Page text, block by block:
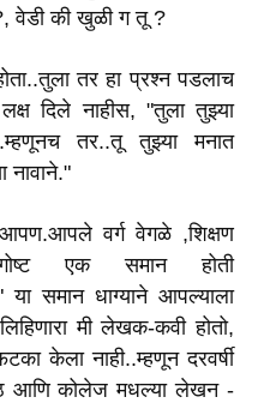
वेडी की खुळी ग तू ?
तर हा प्रश्न पडलाच
दिले नाहीस, "तुला तुझ्या
तर..तू तुझ्या मनात
नावाने."
वर्ग वेगळे ,शिक्षण
एक समान होती
समान धाग्याने आपल्याला
मी लेखक-कवी होतो,
केला नाही..म्हणून दरवर्षी
आणि कोलेज मधल्या लेखन -